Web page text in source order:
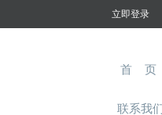
立即登录
首 页
联系我